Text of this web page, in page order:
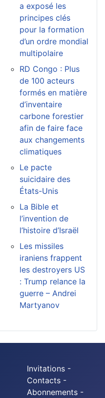
a exposé les
principes clés
pour la formation
d’un ordre mondial
multipolaire
RD Congo : Plus
de 100 acteurs
formés en matière
d’inventaire
carbone forestier
afin de faire face
aux changements
climatiques
Le pacte
suicidaire des
États-Unis
La Bible et
l’invention de
l’histoire d’Israël
Les missiles
iraniens frappent
les destroyers US
: Trump relance la
guerre – Andrei
Martyanov
Invitations -
Contacts -
Abonnements -